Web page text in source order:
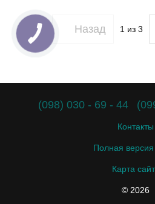
Назад 1из 3
(098) 030 - 69 - 44
Контакты
Полная версия
Карта
© 2026